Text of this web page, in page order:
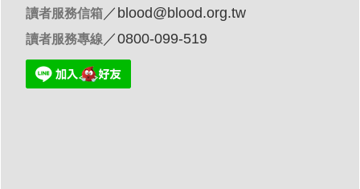
讀者服務信箱／ blood@blood.org.tw
讀者服務專線 ／0800-099-519